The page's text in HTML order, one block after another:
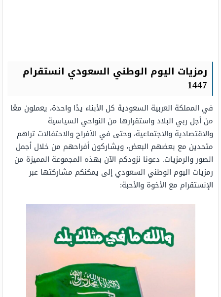
رمزيات اليوم الوطني السعودي انستقرام
1447
في المملكة العربية السعودية كل الأبناء يدًا واحدة، يعملون معًا
من أجل ربي البلاد واستقرارها من النواحي السياسية
والاقتصادية والاجتماعية، وحتى في الأفراح والاحتفالات تراهم
متحدين مع بعضهم البعض، ويشاركون أفراحهم من خلال أجمل
الصور والرمزيات. دعونا نزودكم الآن بهذه المجموعة المميزة من
رمزيات اليوم الوطني السعودي إلى يمكنكم مشاركتها عبر
الإنستقرام مع الأخوة والأحبة: